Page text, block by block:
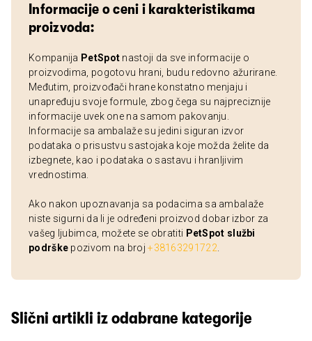
Informacije o ceni i karakteristikama
proizvoda:
Kompanija PetSpot nastoji da sve informacije o
proizvodima, pogotovu hrani, budu redovno ažurirane.
Međutim, proizvođači hrane konstatno menjaju i
unapređuju svoje formule, zbog čega su najpreciznije
informacije uvek one na samom pakovanju.
Informacije sa ambalaže su jedini siguran izvor
podataka o prisustvu sastojaka koje možda želite da
izbegnete, kao i podataka o sastavu i hranljivim
vrednostima.
Ako nakon upoznavanja sa podacima sa ambalaže
niste sigurni da li je određeni proizvod dobar izbor za
vašeg ljubimca, možete se obratiti PetSpot službi
podrške pozivom na broj+38163291722
Slični artikli iz odabrane kategorije